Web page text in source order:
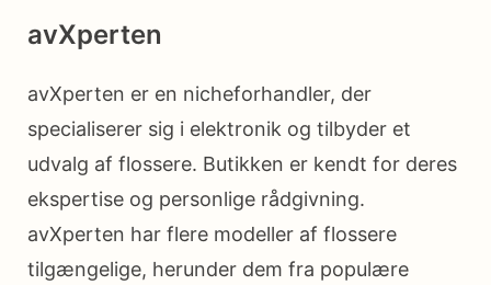
avXperten
avXperten er en nicheforhandler, der
specialiserer sig i elektronik og tilbyder et
udvalg af flossere. Butikken er kendt for deres
ekspertise og personlige rådgivning.
avXperten har flere modeller af flossere
tilgængelige, herunder dem fra populære